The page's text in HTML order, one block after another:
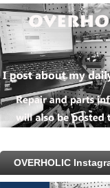
OVERHOLIC